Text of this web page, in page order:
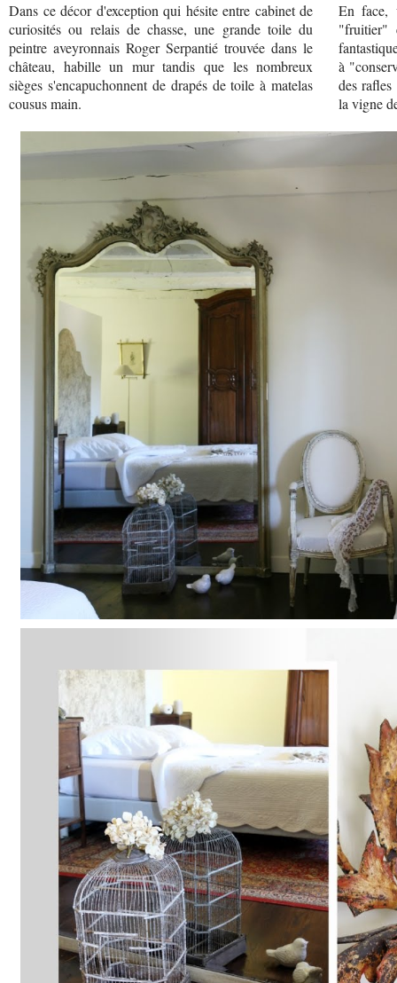
Dans ce décor d'exception qui hésite entre cabinet de
curiosités ou relais de chasse, une grande toile du
peintre aveyronnais Roger Serpantié trouvée dans le
château, habille un mur tandis que les nombreux
sièges s'encapuchonnent de drapés de toile à matelas
cousus main.
En face,
"fruitier"
à
des
la vigne